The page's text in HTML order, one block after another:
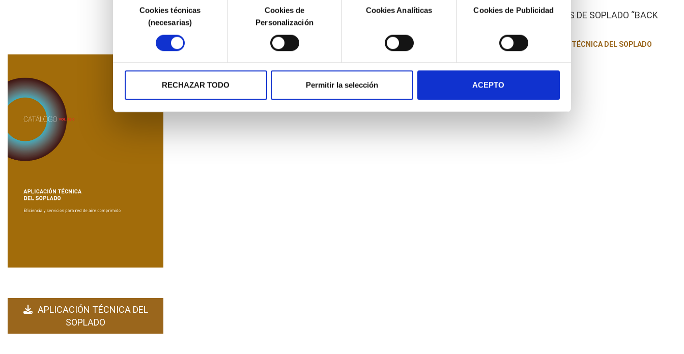
consentimiento
Cookies técnicas
(necesarias)
Cookies de
Personalización
Cookies Analíticas Cookies de Publicidad
RECHAZAR TODO Permitir la selección ACEPTO
APLICACIÓN TÉCNICA DEL
SOPLADO
BARRERAS DE AIRE “FULL-FLOW
ARO DE SOPLADO “AIR
WIPE”
APLICACIÓN TÉCNICA DEL
SOPLADO
BOQUILLAS DE SOPLADO “BACK
APLICACIÓN TÉCNICA DEL SOPLADO